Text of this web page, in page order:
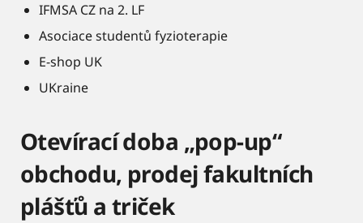
IFMSA CZ na 2. LF
Asociace studentů fyzioterapie
E-shop UK
UKraine
Otevírací doba „pop-up“
obchodu, prodej fakultních
plášťů a triček